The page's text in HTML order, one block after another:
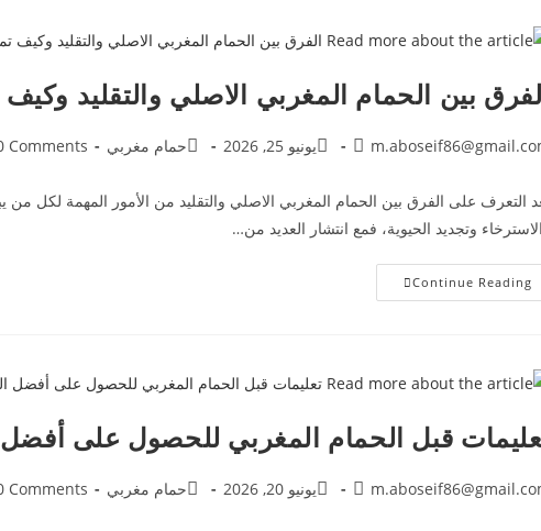
بين الحمام المغربي الاصلي والتقليد وكيف
يونيو 25, 2026 حمام مغربي Comments
التعرف على الفرق بين الحمام المغربي الاصلي والتقليد من الأمور المهمة لكل من
وتجديد الحيوية، فمع انتشار العديد من…
Continue Reading
قبل الحمام المغربي للحصول على أفضل
يونيو 20, 2026 حمام مغربي Comments